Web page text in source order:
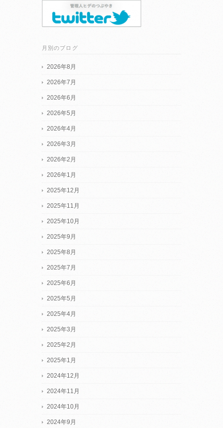
月別のブログ
2026年8月
2026年7月
2026年6月
2026年5月
2026年4月
2026年3月
2026年2月
2026年1月
2025年12月
2025年11月
2025年10月
2025年9月
2025年8月
2025年7月
2025年6月
2025年5月
2025年4月
2025年3月
2025年2月
2025年1月
2024年12月
2024年11月
2024年10月
2024年9月